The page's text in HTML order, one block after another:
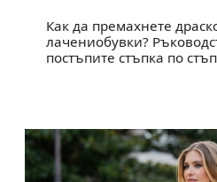
Как да премахнете
лачениобувки?
постъпите стъпка по